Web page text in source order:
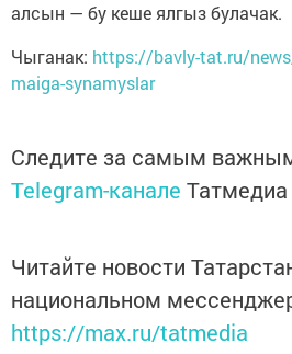
алсын — бу кеше ялгыз булачак.
Чыганак: https://bavly-tat.ru/
maiga-synamyslar
Следите за самым
Telegram-канале Татмедиа
Читайте новости
национальном
https://max.ru/tatmedia